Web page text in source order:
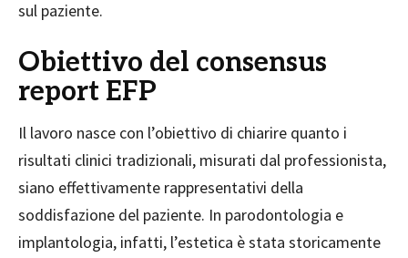
sul paziente.
Obiettivo del consensus
report EFP
Il lavoro nasce con l’obiettivo di chiarire quanto i
risultati clinici tradizionali, misurati dal professionista,
siano effettivamente rappresentativi della
soddisfazione del paziente. In parodontologia e
implantologia, infatti, l’estetica è stata storicamente